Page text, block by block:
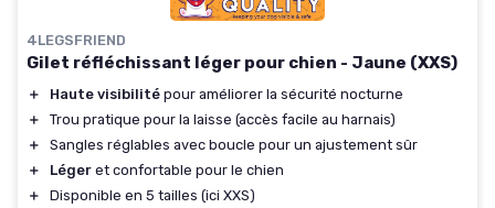
4LEGSFRIEND
Gilet réfléchissant léger pour chien - Jaune (XXS)
＋ Haute visibilité pour améliorer la sécurité nocturne
＋
Trou pratique pour la laisse (accès facile au harnais)
＋
Sangles réglables avec boucle pour un ajustement sûr
＋
Léger et confortable pour le chien
＋
Disponible en 5 tailles (ici XXS)